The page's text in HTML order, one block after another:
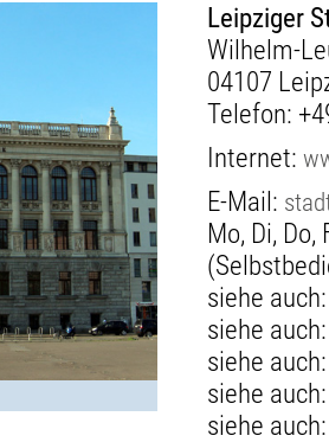
Leipziger
Wilhelm-
04107
Telefon:
Internet:
E-Mail:
Mo, Di, Do,
siehe auch:
siehe auch:
siehe auch:
siehe auch:
siehe auch: